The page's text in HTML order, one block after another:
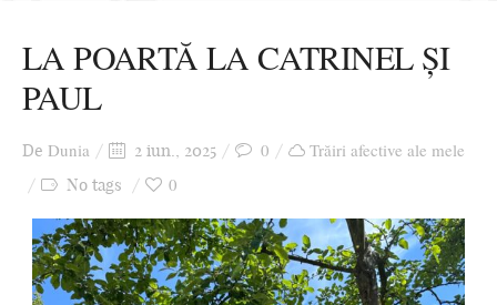
Stari afective
Zice Dunia
Cursuri povestite
LA POARTĂ LA CATRINEL ȘI
PAUL
De Dunia 2 iun., 2025 0 Trăiri afective ale mele
No tags 0